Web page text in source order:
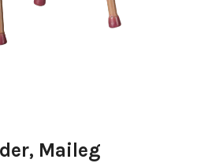
Maileg